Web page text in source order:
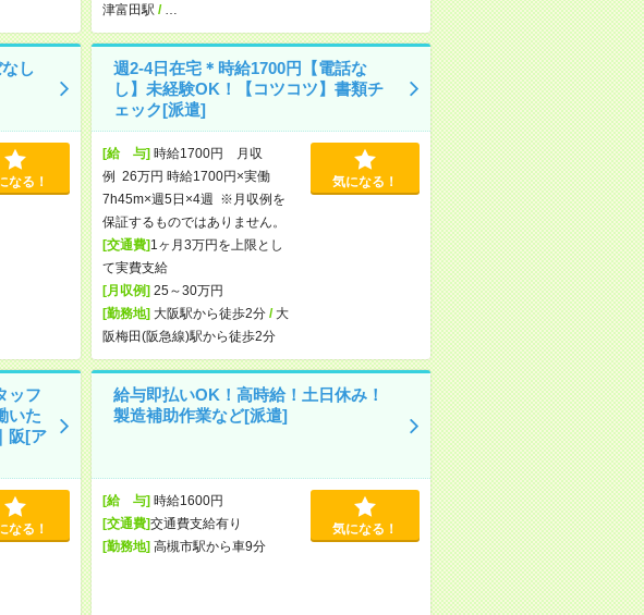
津富田駅 /
し
なる！
週2-4日在宅＊時給1700円【電話な
し】未経験OK！【コツコツ】書類チ
ェック[派遣]
[給 与]時給1700円 月収
例 26万円 時給1700円×実働
7h45m×週5日×4週 ※月収例を
保証するものではありません。
[交通費]1ヶ月3万円を上限とし
て実費支給
[月収例]25～30万円
[勤務地]大阪駅から徒歩2分/ 大
阪梅田(阪急線)駅から徒歩2分
気になる！
ッフ
いた
阪[ア
なる！
給与即払いOK！高時給！土日休み！
製造補助作業など[派遣]
[給 与]時給1600円
[交通費]交通費支給有り
[勤務地]高槻市駅から車9分
気になる！